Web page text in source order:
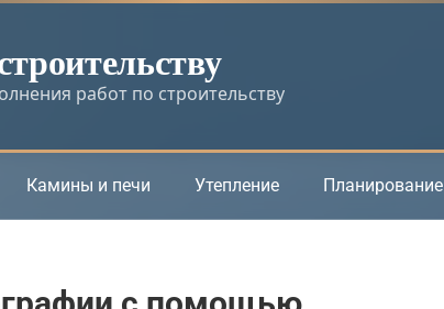
работ по строительству
Камины и печи Утепление Планирование